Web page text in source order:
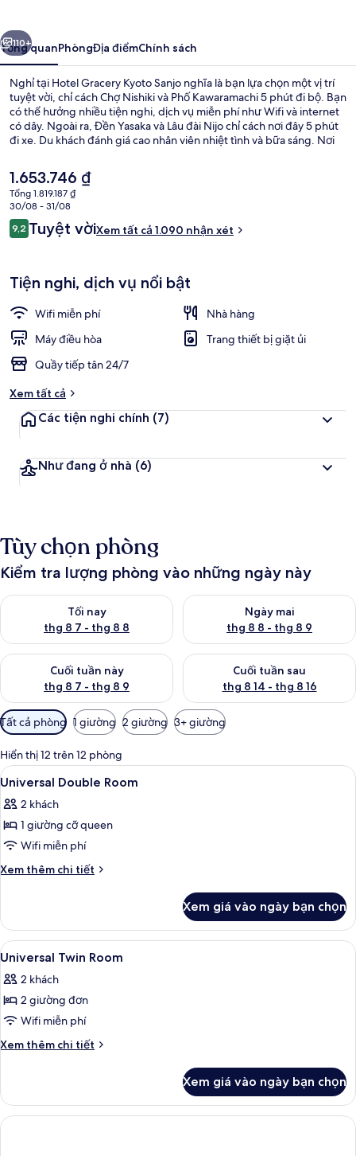
Tiếp
110+
Tổng quanPhòngĐịa điểmChính sách
Nghỉ tại Hotel Gracery Kyoto Sanjo nghĩa là bạn lựa chọn một vị trí
tuyệt vời, chỉ cách Chợ Nishiki và Phố Kawaramachi 5 phút đi bộ. Bạn
có thể hưởng nhiều tiện nghi, dịch vụ miễn phí như Wifi và internet
có dây. Ngoài ra, Đền Yasaka và Lâu đài Nijo chỉ cách nơi đây 5 phút
đi xe. Du khách đánh giá cao nhân viên nhiệt tình và bữa sáng. Nơi
ngắn: cách Ga Shiyakusho-mae 7 phút và Ga Sanjo Keihan 9 phút.
Giá
hiện
tại
là
1.653.746 ₫
1.653.746 ₫
Tổng 1.819.187 ₫
30/08 - 31/08
Nhận
xét
9,29,2 trên 10,
Tuyệt vờiXem tất cả 1.090 nhận xét
Tiện nghi, dịch vụ nổi bật
Wifi miễn phí
Nhà hàng
Máy điều hòa
Trang thiết bị giặt ủi
Quầy tiếp tân 24/7
Xem tất cả
Các tiện nghi chính (7)
Như đang ở nhà (6)
Tùy chọn phòng
Kiểm tra lượng phòng vào những ngày này
Tối nay
thg 8 7 - thg 8 8
Kiểm tra lượng phòng tối nay từ thg 8 7 - thg 8 8
Ngày mai
thg 8 8 - thg 8 9
Kiểm tra lượng phòng ngày
Cuối tuần này
thg 8 7 - thg 8 9
Kiểm tra lượng phòng cuối tuần này từ thg 8 7 - thg 8 9
Cuối tuần sau
thg 8 14 - thg 8 16
Kiểm tra lượng phòng cuối
Bộ
lọc
có
thể
dùng
để
lọc
tìm
phòng
Tất cả phòng 1 giường 2 giường 3+ giường
Hiển thị 12 trên 12 phòng
Xem
tất
cả
ảnh
Universal
Double
Chăn bông, két bảo mật tại phòng,
1
Universal Double Room
2 khách
1 giường cỡ queen
Wifi miễn phí
Xem thêm chi tiết
Chi
Universal
Double
Room
Xem giá vào ngày bạn chọn
Xem
tất
cả
ảnh
Universal
Twin
Chăn bông, két bảo mật tại phòng,
1
Universal Twin Room
2 khách
2 giường đơn
Wifi miễn phí
Xem thêm chi tiết
Chi
Universal
Twin
Room
Xem giá vào ngày bạn chọn